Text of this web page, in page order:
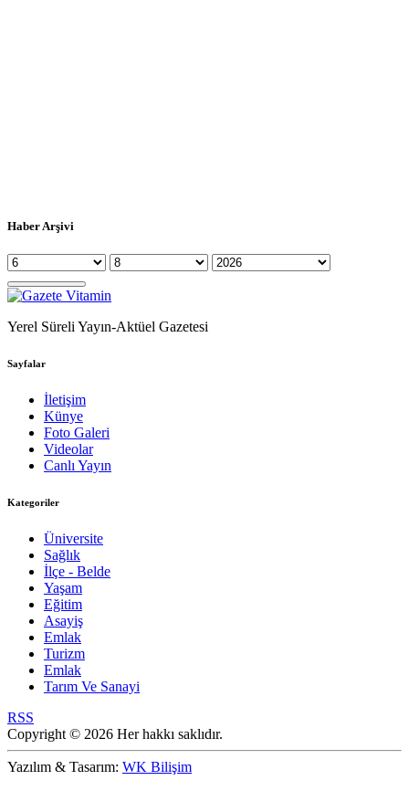
Haber Arşivi
Yerel Süreli Yayın-Aktüel Gazetesi
Sayfalar
İletişim
Künye
Foto Galeri
Videolar
Canlı Yayın
Kategoriler
Üniversite
Sağlık
İlçe - Belde
Yaşam
Eğitim
Asayiş
Emlak
Turizm
Emlak
Tarım Ve Sanayi
RSS
Copyright © 2026 Her hakkı saklıdır.
Yazılım & Tasarım: WK Bilişim